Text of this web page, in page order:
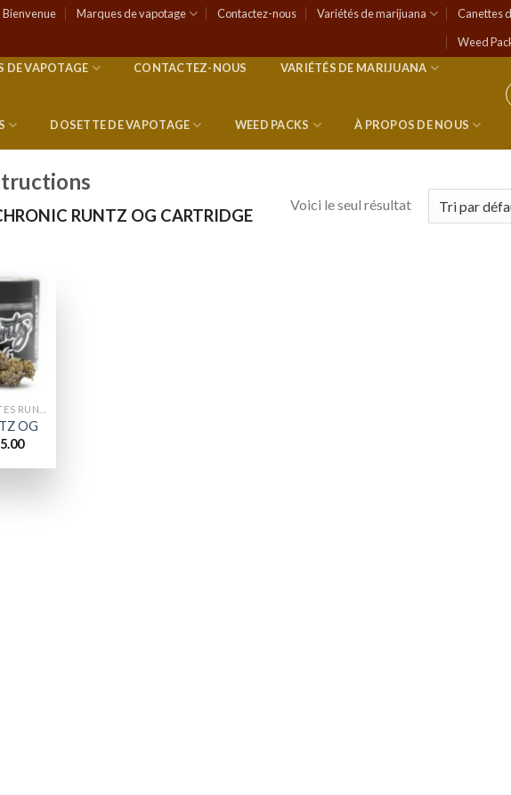
Bienvenue Marques de vapotage Contactez-nous Variétés de marijuana Canettes
Weed
DE VAPOTAGE CONTACTEZ-NOUS VARIÉTÉS DE MARIJUANA
DOSETTE DE VAPOTAGE WEED PACKS À PROPOS DE NOUS
RUNTZ OG CARTRIDGE
Voici le seul résultat
Add to
wishlist
OG